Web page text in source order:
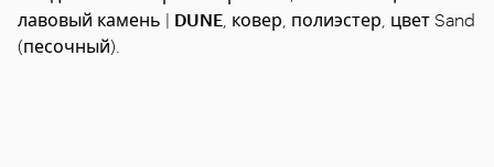
лавовый камень | DUNE , ковер, полиэстер, цвет Sand
(песочный).